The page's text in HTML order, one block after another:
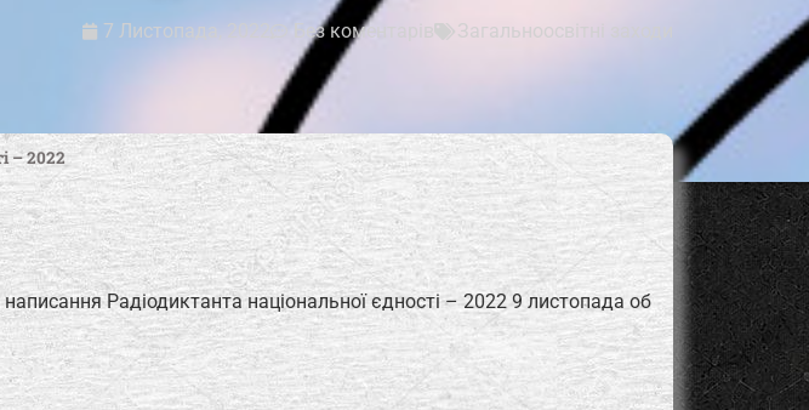
7 Листопада, 2022 Без коментарів Загальноосвітні заходи
– 2022
Радіодиктанта національної єдності – 2022 9 листопада об